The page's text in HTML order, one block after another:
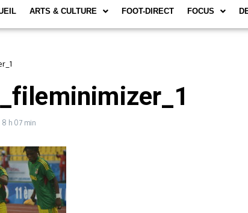
ARTS & CULTURE FOOT-DIRECT FOCUS
8 h 07 min